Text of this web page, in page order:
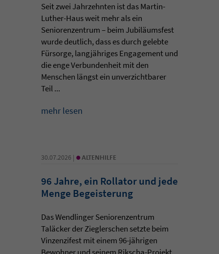
Seit zwei Jahrzehnten ist das Martin-
Luther-Haus weit mehr als ein
Seniorenzentrum – beim Jubiläumsfest
wurde deutlich, dass es durch gelebte
Fürsorge, langjähriges Engagement und
die enge Verbundenheit mit den
Menschen längst ein unverzichtbarer
Teil ...
mehr lesen
30.07.2026 | • ALTENHILFE
96 Jahre, ein Rollator und jede
Menge Begeisterung
Das Wendlinger Seniorenzentrum
Taläcker der Zieglerschen setzte beim
Vinzenzifest mit einem 96-jährigen
Bewohner und seinem Rikscha-Projekt